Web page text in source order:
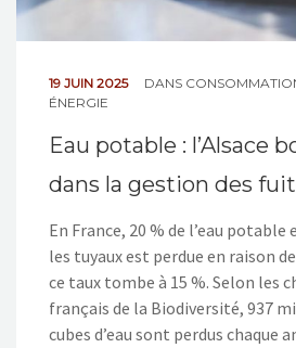
19 JUIN 2025 DANS
ÉNERGIE
Eau potable : l’Alsace
dans la gestion des
En France, 20 % de l’eau
les tuyaux est perdue en raison
ce taux tombe à 15 %. Selon les
français de la Biodiversité, 937
cubes d’eau sont perdus chaque